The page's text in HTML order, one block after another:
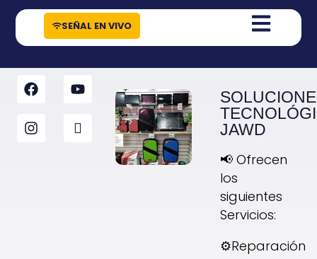
contenido
SEÑAL EN VIVO
JAWD
📢 Ofrecen
los
siguientes
Servicios:
⚙️Reparación